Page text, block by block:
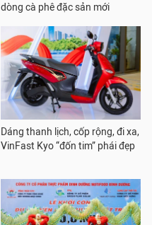
dòng cà phê đặc sản mới
Dáng thanh lịch, cốp rộng, đi xa,
VinFast Kyo “đốn tim” phái đẹp